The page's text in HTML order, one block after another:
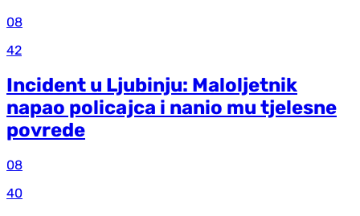
08
42
Incident u Ljubinju: Maloljetnik
napao policajca i nanio mu tjelesne
povrede
08
40